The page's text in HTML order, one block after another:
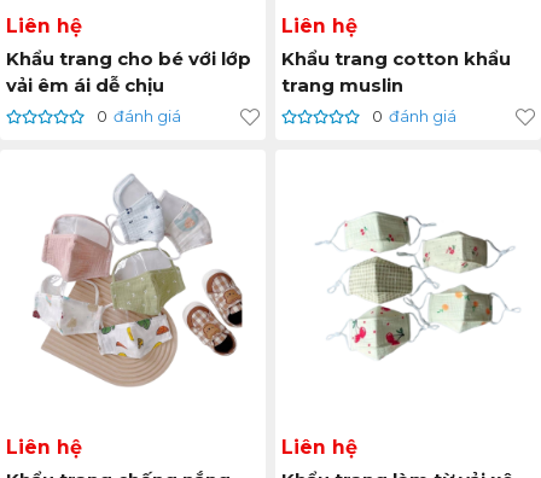
Liên hệ
Khẩu trang cho bé với lớp
vải êm ái dễ chịu
0 đánh giá
Liên hệ
Khẩu trang cotton khẩu
trang muslin
0 đánh giá
Liên hệ Liên hệ